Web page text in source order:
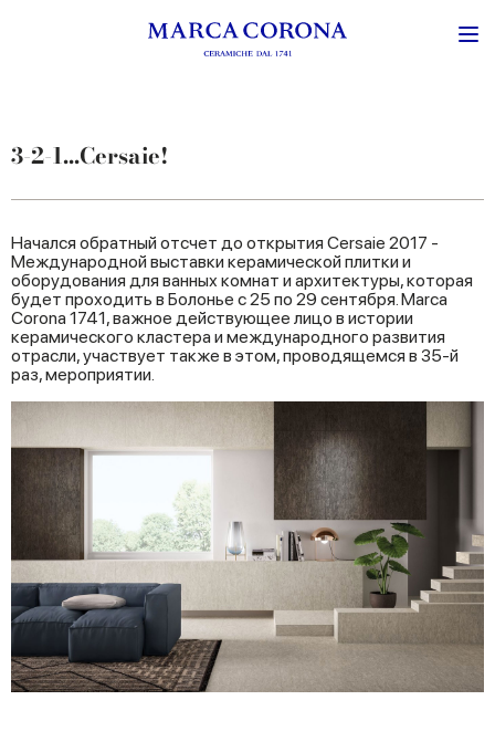
3-2-1...Cersaie!
Начался обратный отсчет до открытия Cersaie 2017 -
Международной выставки керамической плитки и
оборудования для ванных комнат и архитектуры, которая
будет проходить в Болонье с 25 по 29 сентября. Marca
Corona 1741, важное действующее лицо в истории
керамического кластера и международного развития
отрасли, участвует также в этом, проводящемся в 35-й
раз, мероприятии.